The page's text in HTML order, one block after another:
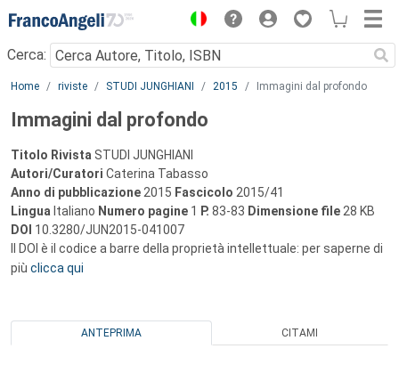
Menu
Cerca:
Main content
Home riviste STUDI JUNGHIANI 2015 Immagini dal profondo
Immagini dal profondo
Titolo Rivista STUDI JUNGHIANI
Autori/Curatori Caterina Tabasso
Anno di pubblicazione 2015 Fascicolo 2015/41
Lingua Italiano Numero pagine 1 P. 83-83 Dimensione file 28 KB
DOI 10.3280/JUN2015-041007
Il DOI è il codice a barre della proprietà intellettuale: per saperne di
più clicca qui
ANTEPRIMA CITAMI